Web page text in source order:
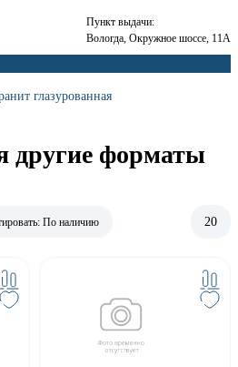
Пункт выдачи:
Вологда, Окружное шоссе, 11А
глазурованная
другие форматы
По наличию 20